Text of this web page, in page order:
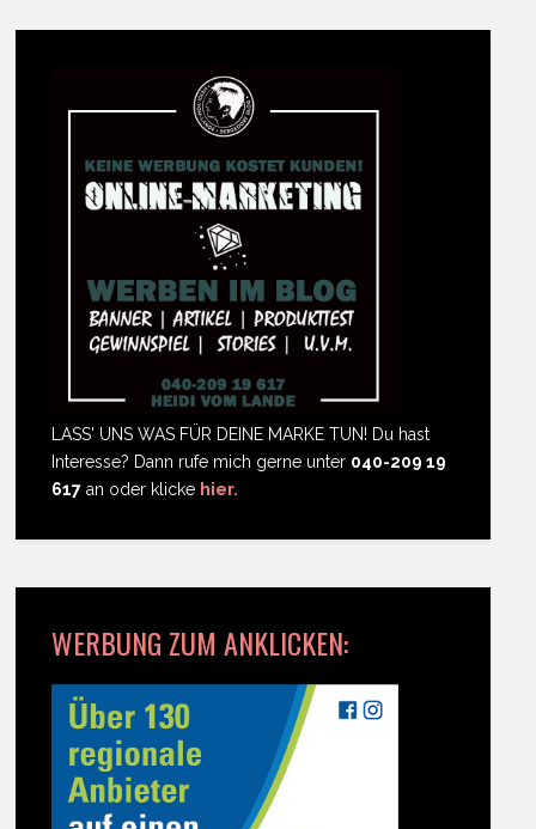
LASS' UNS WAS FÜR DEINE MARKE TUN! Du hast
Interesse? Dann rufe mich gerne unter 040-209 19
617 an oder klicke hier.
WERBUNG ZUM ANKLICKEN: